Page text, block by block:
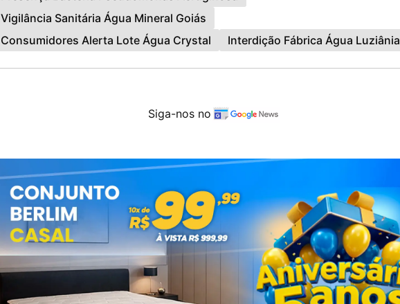
Vigilância Sanitária Água Mineral Goiás
Consumidores Alerta Lote Água Crystal
Interdição Fábrica Água Luziânia
Siga-nos no